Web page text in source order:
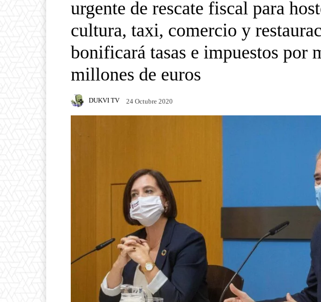
urgente de rescate fiscal para
cultura, taxi, comercio y
bonificará tasas e impuestos por
millones de euros
DUKVI TV 24 Octubre 2020